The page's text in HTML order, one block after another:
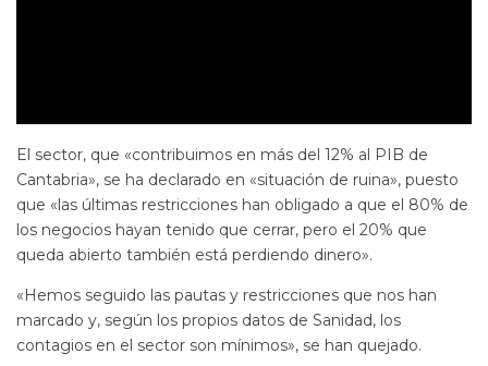
El sector, que «contribuimos en más del 12% al PIB de
Cantabria», se ha declarado en «situación de ruina», puesto
que «las últimas restricciones han obligado a que el 80% de
los negocios hayan tenido que cerrar, pero el 20% que
queda abierto también está perdiendo dinero».
«Hemos seguido las pautas y restricciones que nos han
marcado y, según los propios datos de Sanidad, los
contagios en el sector son mínimos», se han quejado.